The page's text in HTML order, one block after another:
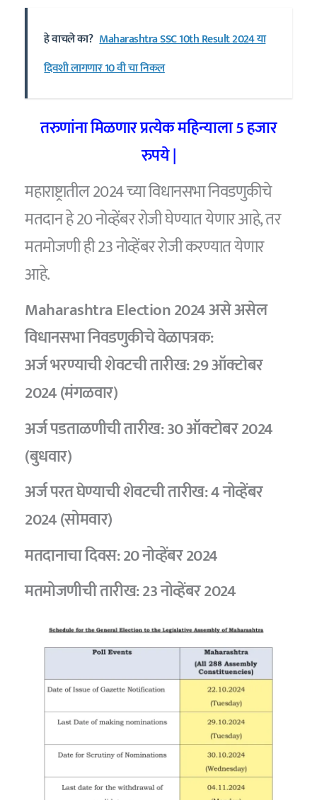
हे वाचले का? Maharashtra SSC 10th Result 2024 या
दिवशी लागणार 10 वी चा निकल
तरुणांना मिळणार प्रत्येक महिन्याला 5 हजार
रुपये |
महाराष्ट्रातील 2024 च्या विधानसभा निवडणुकीचे
मतदान हे 20 नोव्हेंबर रोजी घेण्यात येणार आहे, तर
मतमोजणी ही 23 नोव्हेंबर रोजी करण्यात येणार
आहे.
Maharashtra Election 2024 असे असेल
विधानसभा निवडणुकीचे वेळापत्रक:
अर्ज भरण्याची शेवटची तारीख: 29 ऑक्टोबर
2024 (मंगळवार)
अर्ज पडताळणीची तारीख: 30 ऑक्टोबर 2024
(बुधवार)
अर्ज परत घेण्याची शेवटची तारीख: 4 नोव्हेंबर
2024 (सोमवार)
मतदानाचा दिवस: 20 नोव्हेंबर 2024
मतमोजणीची तारीख: 23 नोव्हेंबर 2024